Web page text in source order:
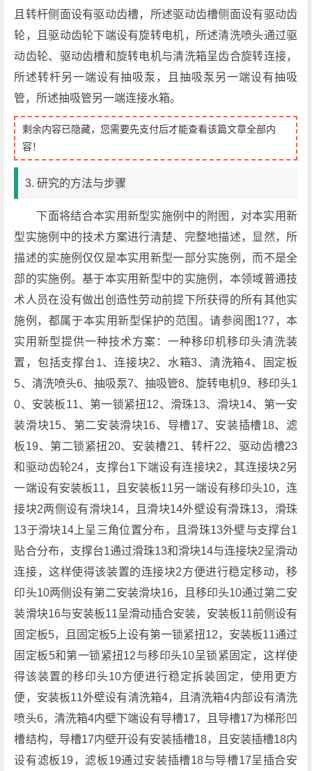
且转杆侧面设有驱动齿槽，所述驱动齿槽侧面设有驱动齿
轮，且驱动齿轮下端设有旋转电机，所述清洗喷头通过驱
动齿轮、驱动齿槽和旋转电机与清洗箱呈齿合旋转连接，
所述转杆另一端设有抽吸泵，且抽吸泵另一端设有抽吸
管，所述抽吸管另一端连接水箱。
剩余内容已隐藏，您需要先支付后才能查看该篇文章全部内
容！
3. 研究的方法与步骤
下面将结合本实用新型实施例中的附图，对本实用新
型实施例中的技术方案进行清楚、完整地描述，显然，所
描述的实施例仅仅是本实用新型一部分实施例，而不是全
部的实施例。基于本实用新型中的实施例，本领域普通技
术人员在没有做出创造性劳动前提下所获得的所有其他实
施例，都属于本实用新型保护的范围。请参阅图1?7，本
实用新型提供一种技术方案：一种移印机移印头清洗装
置，包括支撑台1、连接块2、水箱3、清洗箱4、固定板
5、清洗喷头6、抽吸泵7、抽吸管8、旋转电机9、移印头1
0、安装板11、第一锁紧扭12、滑珠13、滑块14、第一安
装滑块15、第二安装滑块16、导槽17、安装插槽18、滤
板19、第二锁紧扭20、安装槽21、转杆22、驱动齿槽23
和驱动齿轮24，支撑台1下端设有连接块2，其连接块2另
一端设有安装板11，且安装板11另一端设有移印头10，连
接块2两侧设有滑块14，且滑块14外壁设有滑珠13，滑珠
13于滑块14上呈三角位置分布，且滑珠13外壁与支撑台1
贴合分布，支撑台1通过滑珠13和滑块14与连接块2呈滑动
连接，这样使得该装置的连接块2方便进行稳定移动，移
印头10两侧设有第二安装滑块16，且移印头10通过第二安
装滑块16与安装板11呈滑动插合安装，安装板11前侧设有
固定板5，且固定板5上设有第一锁紧扭12，安装板11通过
固定板5和第一锁紧扭12与移印头10呈锁紧固定，这样使
得该装置的移印头10方便进行稳定拆装固定，使用更方
便，安装板11外壁设有清洗箱4，且清洗箱4内部设有清洗
喷头6，清洗箱4内壁下端设有导槽17，且导槽17为梯形凹
槽结构，导槽17内壁开设有安装插槽18，且安装插槽18内
设有滤板19，滤板19通过安装插槽18与导槽17呈插合安